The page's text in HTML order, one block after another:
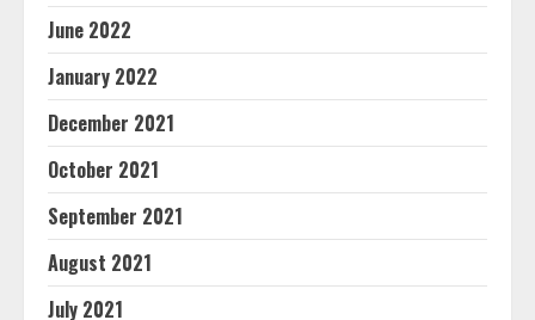
June 2022
January 2022
December 2021
October 2021
September 2021
August 2021
July 2021